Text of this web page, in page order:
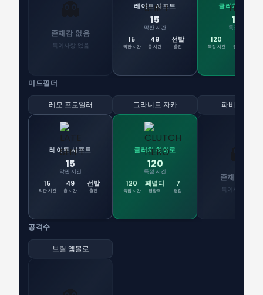
존재감 없음
특이사항 없음
레이트 시프트
15
막판 시간
15
막판 시간
49
총 시간
선발
출전
클러치 히어로
120
득점 시간
120
득점 시간 영향력
미드필더
레모 프로일러
레이트 시프트
15
막판 시간
15
막판 시간
49
총 시간
선발
출전
그라니트 자카
클러치 히어로
120
득점 시간
120
득점 시간
페널티
영향력
7
평점
파비안 리더
존재감 없음
특이사항 없음
공격수
브릴 엠볼로